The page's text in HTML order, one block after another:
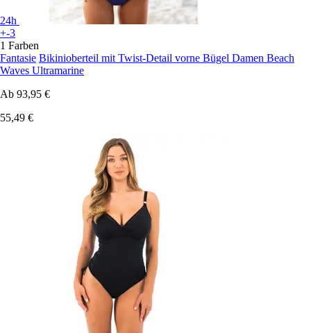
24h
+-3
1 Farben
Fantasie Bikinioberteil mit Twist-Detail vorne Bügel Damen Beach
Waves Ultramarine
Ab 93,95 €
55,49 €